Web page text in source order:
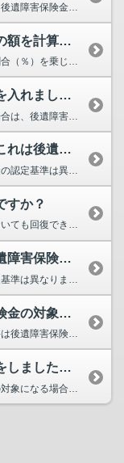
おケガにより圧迫骨折との診断を受けた場合は、後遺障害保険金の対象となる可能性がございます。当社所定の後遺障害診断書...
後遺障害保険金はどのように保険金の額を計算するのですか？
後遺障害の程度に応じ、保険金額に保険金支払割合（％）を乗じた金額を一時金としてお支払いいたします。後遺障害の程度は...
転倒して骨折し、大腿骨に人工骨頭を入れました。これは後遺障害保険金の対象になりますか？
身体障がい者の認定がおりました。これは後遺障害保険金の対象になりますか？
身体障がい者の認定基準と当社の後遺障害保険金の認定基準は異なります。当社所定の後遺障害診断書をご提出いただき、対象...
すか？
当社では、一定の治療が終わった後も、将来においても回復できない症状のことを後遺障害といいます。労災保険や、自治体で...
要介護認定を受けました。これは後遺障害保険金の対象になりますか？
病気が原因の後遺障害は後遺障害保険金の対象になりますか？
申し訳ございませんが、ご病気が原因の後遺障害は後遺障害保険金の対象になりません。おケガが原因で発生した後遺障害のみ...
関節の辺りを骨折して半年ほど治療をしましたが、今でも関節が動かしにくいです。これは後遺障害保険金の対象になりますか？